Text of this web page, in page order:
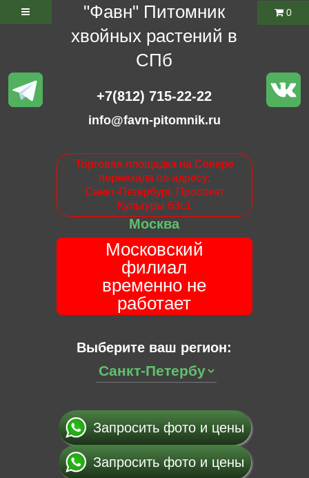
"Фавн" Питомник
хвойных растений в
СПб
+7(812) 715-22-22
info@favn-pitomnik.ru
Торговая площадка на Севере
переехала по адресу:
Санкт-Петербург. Проспект
Культуры 63с1
Москва
Московский
филиал
временно не
работает
Выберите ваш регион:
0
Запросить фото и цены
Запросить фото и цены